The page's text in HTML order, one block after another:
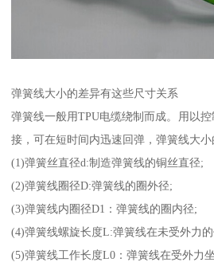
弹簧线大小的差异有这些尺寸关系
弹簧线一般用TPU电缆绕制而成。用以
接，可在短时间内迅速回弹，弹簧线大小
(1)弹簧丝直径d:制造弹簧线的铜丝直径;
(2)弹簧线圈径D:弹簧线的圈外径;
(3)弹簧线内圈径D1：弹簧线的圈内径;
(4)弹簧线螺旋长度L:弹簧线在未受外力
(5)弹簧线工作长度L0：弹簧线在受外力